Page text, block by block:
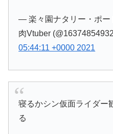
— 楽々園ナタリー・ポー
肉Vtuber
05:44:11 +0000 2021
寝るかシン仮面ライダー
る